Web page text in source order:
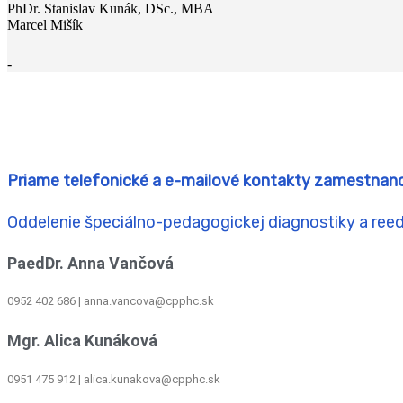
PhDr. Stanislav Kunák, DSc., MBA
Marcel Mišík
-
Priame telefonické a e-mailové kontakty
Oddelenie špeciálno-pedagogickej diagnostiky a
PaedDr. Anna Vančová
0952 402 686 | anna.vancova@cpphc.sk
Mgr. Alica Kunáková
0951 475 912 | alica.kunakova@cpphc.sk